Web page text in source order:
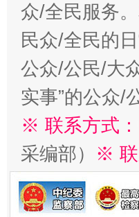
众/全民服务
民众/全民的
公众/公民/大
实事”的公众/
※ 联系方式：
采编部） ※ 联